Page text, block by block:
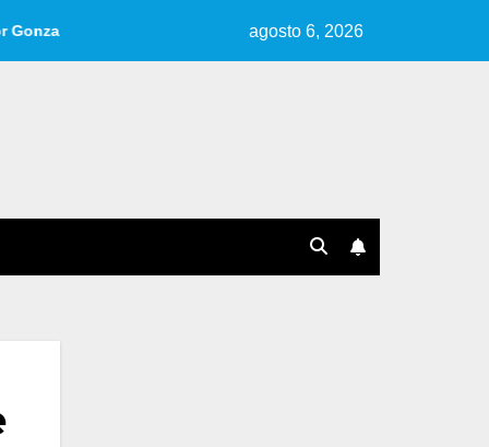
Reseña de «Cuentos, Ideas, Fragmentos» | Por Ana
agosto 6, 2026